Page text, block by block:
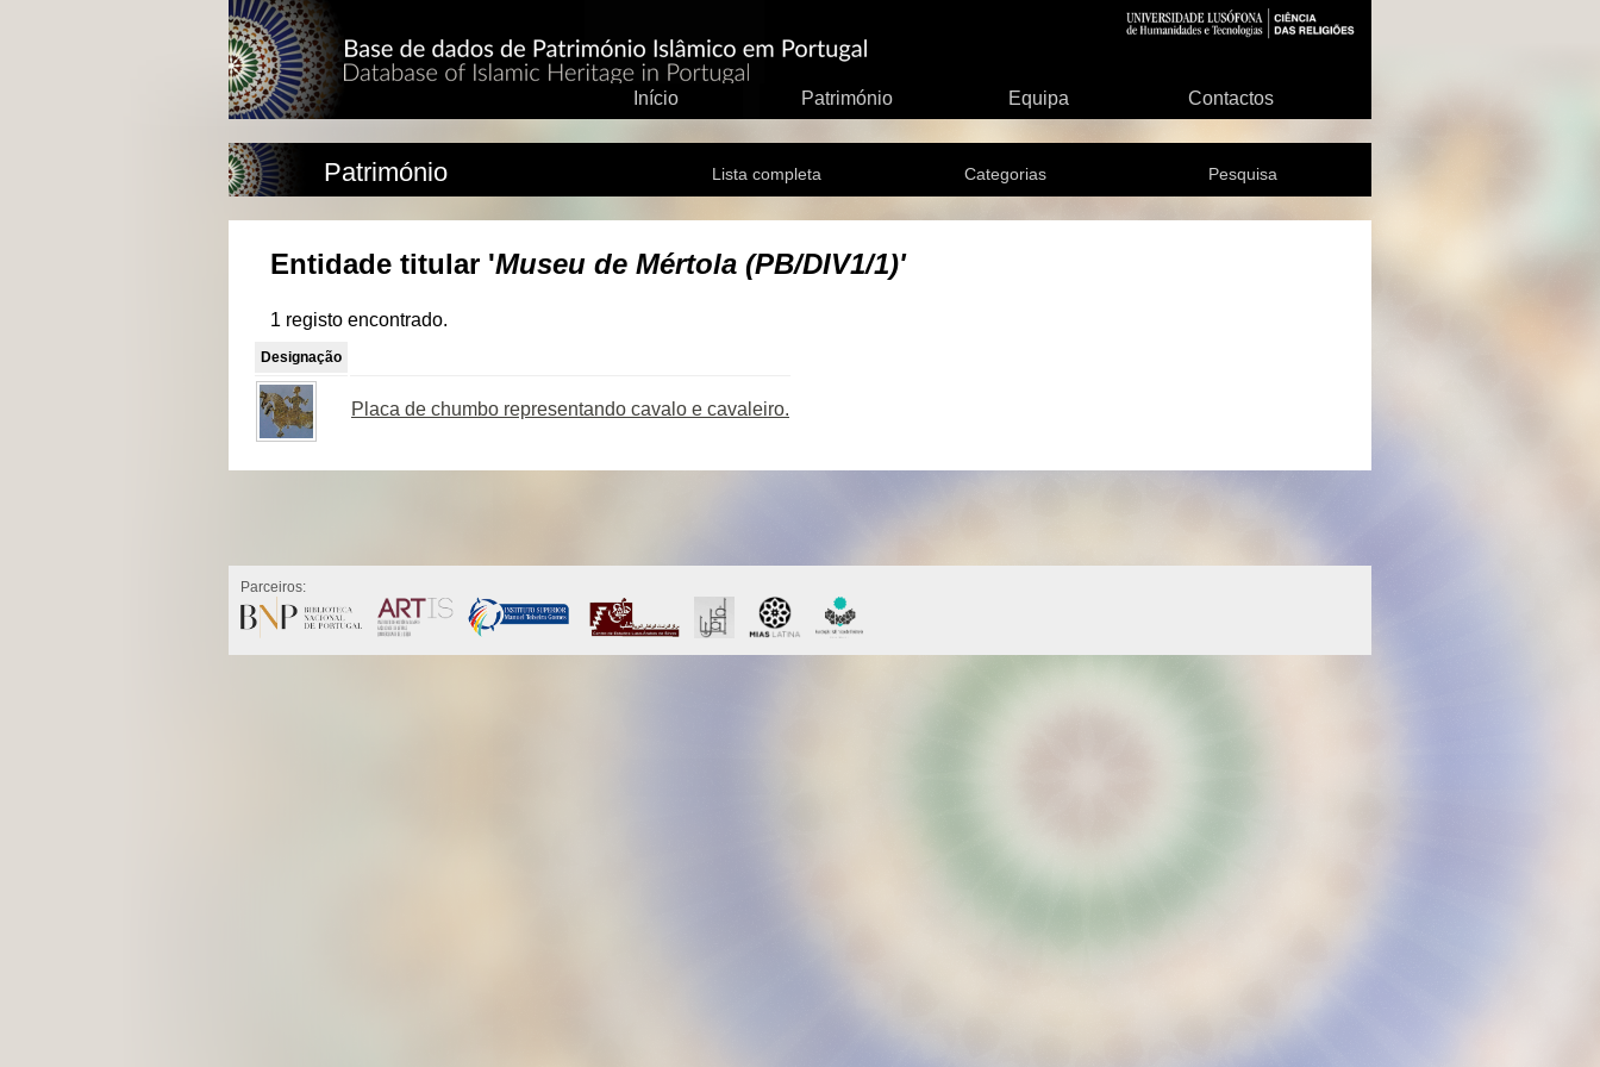
Início Património Equipa Contactos
Património Lista completa Categorias Pesquisa
Entidade titular 'Museu de Mértola (PB/DIV1/1)'
1 registo encontrado.
Designação
Placa de chumbo representando cavalo e cavaleiro.
Parceiros: